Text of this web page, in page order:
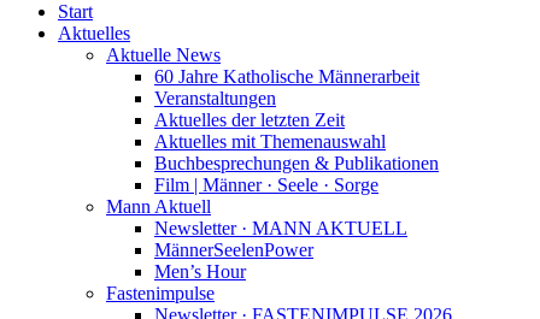
Start
Aktuelles
Aktuelle News
60 Jahre Katholische Männerarbeit
Veranstaltungen
Aktuelles der letzten Zeit
Aktuelles mit Themenauswahl
Buchbesprechungen & Publikationen
Film | Männer · Seele · Sorge
Mann Aktuell
Newsletter · MANN AKTUELL
MännerSeelenPower
Men’s Hour
Fastenimpulse
Newsletter · FASTENIMPULSE 2026